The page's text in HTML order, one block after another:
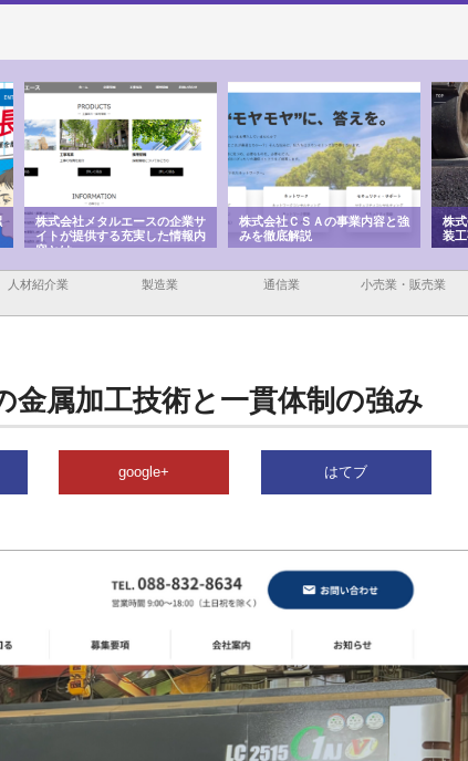
株式会社ＣＳＡの事業内容と強
みを徹底解説
株式会社山形道路が手がける舗
装工事と土木技術の全容
ホ
る
績
人材紹介業 製造業 通信業 小売業・販売業
金属加工技術と一貫体制の強み
google+ はてブ